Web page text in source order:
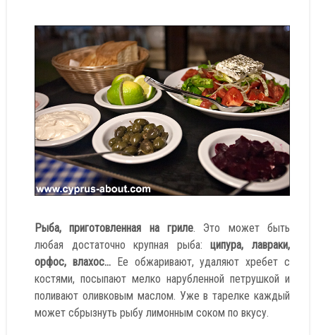
Рыба, приготовленная на гриле. Это может быть
любая достаточно крупная рыба:ципура, лавраки,
орфос, влахос...Ее обжаривают, удаляют хребет с
костями, посыпают мелко нарубленной петрушкой и
поливают оливковым маслом. Уже в тарелке каждый
может сбрызнуть рыбу лимонным соком по вкусу.